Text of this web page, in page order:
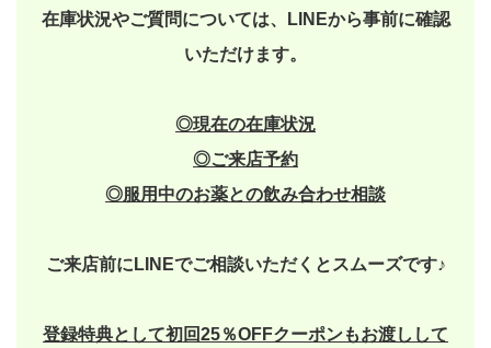
在庫状況やご質問については、LINEから事前に確認
いただけます。
◎現在の在庫状況
◎ご来店予約
◎服用中のお薬との飲み合わせ相談
ご来店前にLINEでご相談いただくとスムーズです♪
登録特典として初回25％OFFクーポンもお渡しして